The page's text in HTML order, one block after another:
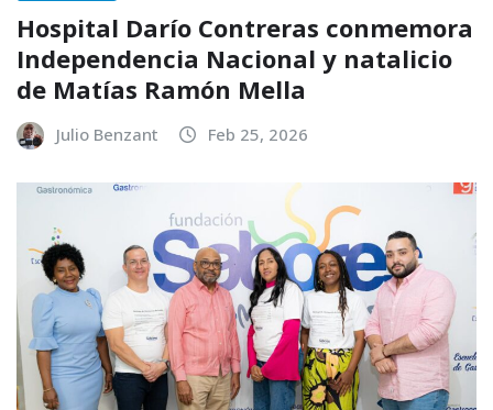
Hospital Darío Contreras conmemora
Independencia Nacional y natalicio
de Matías Ramón Mella
Julio Benzant Feb 25, 2026